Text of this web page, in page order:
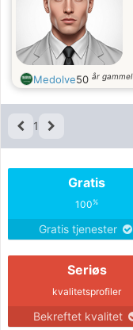
Medolve50 år gammel
1
Gratis
100%
Gratis tjenester
Seriøs
kvalitetsprofiler
Bekreftet kvalitet